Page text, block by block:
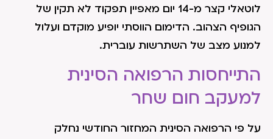
לוטאלי קצר מ-14 יום מאפיין תפקוד לא תקין של
הגופיף הצהוב. הדימום הווסתי יופיע מוקדם ועלול
למנוע מצב של השתרשות עוברית.
התייחסות הרפואה הסינית
למעקב חום שחר
על פי הרפואה הסינית המחזור החודשי נחלק